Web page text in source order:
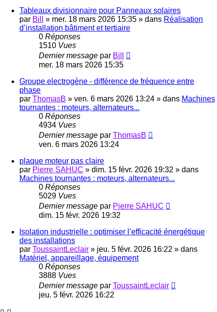
Tableaux divisionnaire pour Panneaux solaires
par Bill » mer. 18 mars 2026 15:35 » dans Réalisation
d’installation bâtiment et tertiaire
0 Réponses
1510 Vues
Dernier message par Bill
mer. 18 mars 2026 15:35
Groupe electrogène - différence de fréquence entre
phase
par ThomasB » ven. 6 mars 2026 13:24 » dans Machines
tournantes : moteurs, alternateurs...
0 Réponses
4934 Vues
Dernier message par ThomasB
ven. 6 mars 2026 13:24
plaque moteur pas claire
par Pierre SAHUC » dim. 15 févr. 2026 19:32 » dans
Machines tournantes : moteurs, alternateurs...
0 Réponses
5029 Vues
Dernier message par Pierre SAHUC
dim. 15 févr. 2026 19:32
Isolation industrielle : optimiser l’efficacité énergétique
des installations
par ToussaintLeclair » jeu. 5 févr. 2026 16:22 » dans
Matériel, appareillage, équipement
0 Réponses
3888 Vues
Dernier message par ToussaintLeclair
jeu. 5 févr. 2026 16:22